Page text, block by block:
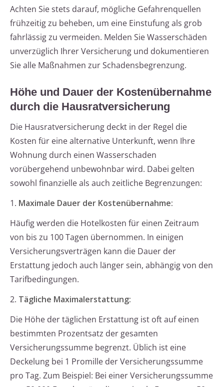
Achten Sie stets darauf, mögliche Gefahrenquellen
frühzeitig zu beheben, um eine Einstufung als grob
fahrlässig zu vermeiden. Melden Sie Wasserschäden
unverzüglich Ihrer Versicherung und dokumentieren
Sie alle Maßnahmen zur Schadensbegrenzung.
Höhe und Dauer der Kostenübernahme
durch die Hausratversicherung
Die Hausratversicherung deckt in der Regel die
Kosten für eine alternative Unterkunft, wenn Ihre
Wohnung durch einen Wasserschaden
vorübergehend unbewohnbar wird. Dabei gelten
sowohl finanzielle als auch zeitliche Begrenzungen:
1. Maximale Dauer der Kostenübernahme:
Häufig werden die Hotelkosten für einen Zeitraum
von bis zu 100 Tagen übernommen. In einigen
Versicherungsverträgen kann die Dauer der
Erstattung jedoch auch länger sein, abhängig von den
Tarifbedingungen.
2. Tägliche Maximalerstattung:
Die Höhe der täglichen Erstattung ist oft auf einen
bestimmten Prozentsatz der gesamten
Versicherungssumme begrenzt. Üblich ist eine
Deckelung bei 1 Promille der Versicherungssumme
pro Tag. Zum Beispiel: Bei einer Versicherungssumme